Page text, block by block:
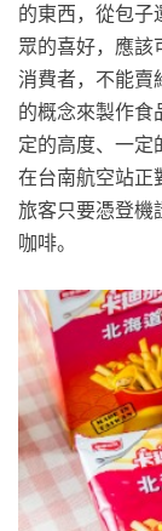
的東西，從包子
眾的喜好，應該
消費者，不能賣
的概念來製作食
定的高度、一定
在台南航空站正
旅客只要憑登機
咖啡。